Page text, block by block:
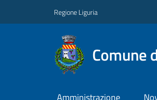
Regione Liguria
Comune
Amministrazione